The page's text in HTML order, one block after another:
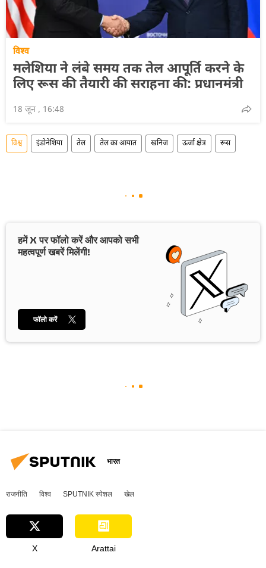
विश्व
मलेशिया ने लंबे समय तक तेल आपूर्ति करने के
लिए रूस की तैयारी की सराहना की: प्रधानमंत्री
18 जून , 16:48
विश्व इंडोनेशिया तेल तेल का आयात खनिज ऊर्जा क्षेत्र रूस
हमें X पर फॉलो करें और आपको सभी
महत्वपूर्ण खबरें मिलेंगी!
फॉलो करें
भारत
राजनीति विश्व SPUTNIK स्पेशल खेल
X Arattai